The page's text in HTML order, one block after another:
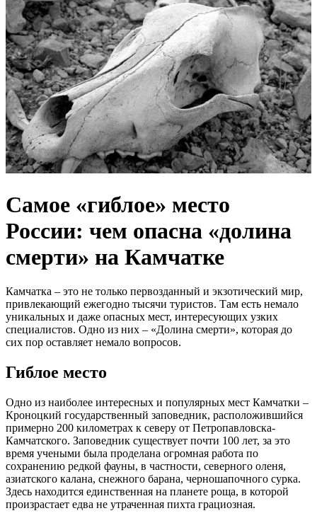
Самое «гиблое» место
России: чем опасна «долина
смерти» на Камчатке
Камчатка – это не только первозданный и экзотический мир,
привлекающий ежегодно тысячи туристов. Там есть немало
уникальных и даже опасных мест, интересующих узких
специалистов. Одно из них – «Долина смерти», которая до
сих пор оставляет немало вопросов.
Гиблое место
Одно из наиболее интересных и популярных мест Камчатки –
Кроноцкий государственный заповедник, расположившийся
примерно 200 километрах к северу от Петропавловска-
Камчатского. Заповедник существует почти 100 лет, за это
время учеными была проделана огромная работа по
сохранению редкой фауны, в частности, северного оленя,
азиатского калана, снежного барана, черношапочного сурка.
Здесь находится единственная на планете роща, в которой
произрастает едва не утраченная пихта грациозная.